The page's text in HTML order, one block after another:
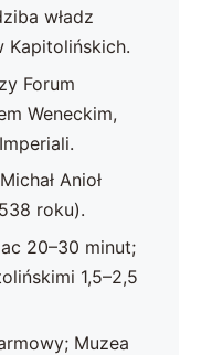
władz
Kapitolińskich.
Forum
Weneckim,
Anioł
roku).
20–30 minut;
1,5–2,5
Muzea